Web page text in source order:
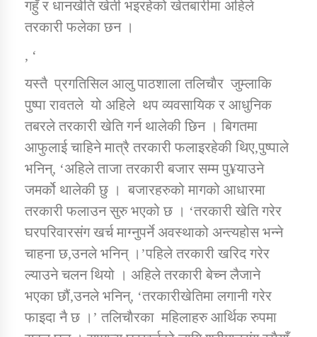
तातोपानी गाउँपालिकाको न्यायिक समिति सम्बन्धी सन्देश
तातोपानी गाउँपालिका जुम्लाको महिला तथा लैङ्गिक हिंसा
सम्बन्धी सूचना सन्देश
तातोपानी गाउँपालिका जुम्लाको महिनावारी सम्बन्धिकाे
सन्देश
तातोपानी गाउँपालिका जुम्लाको बालविवाह सन्देश
तातोपानी गाउँपालिका जुम्लाको सूचना
गहुँ र धानखेति खेती भइरहेको खेतबारीमा अहिले
तरकारी फलेका छन ।
, ‘
यस्तै प्रगतिसिल आलु पाठशाला तलिचाैर जुम्लाकि
पुष्पा रावतले यो अहिले थप व्यवसायिक र आधुनिक
तबरले तरकारी खेति गर्न थालेकी छिन । बिगतमा
आफुलाई चाहिने मात्रै तरकारी फलाइरहेकी थिए,पुष्पाले
भनिन्, ‘अहिले ताजा तरकारी बजार सम्म पु¥याउने
जमर्को थालेकी छु । बजारहरुको मागको आधारमा
तरकारी फलाउन सुरु भएको छ । ‘तरकारी खेति गरेर
घरपरिवारसंग खर्च माग्नुपर्ने अवस्थाको अन्त्यहोस भन्ने
चाहना छ,उनले भनिन् ।’पहिले तरकारी खरिद गरेर
ल्याउने चलन थियो । अहिले तरकारी बेच्न लैजाने
भएका छौं,उनले भनिन्, ‘तरकारीखेतिमा लगानी गरेर
फाइदा नै छ ।’ तलिचाैरका महिलाहरु आर्थिक रुपमा